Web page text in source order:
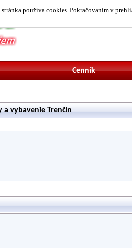
stránka používa cookies. Pokračovaním v
Cenník
a vybavenie Trenčín